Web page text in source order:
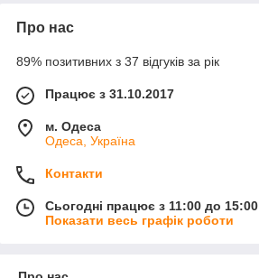
Про нас
89% позитивних з 37 відгуків за рік
Працює з 31.10.2017
м. Одеса
Одеса, Україна
Контакти
Сьогодні працює з 11:00 до 15:00
Показати весь графік роботи